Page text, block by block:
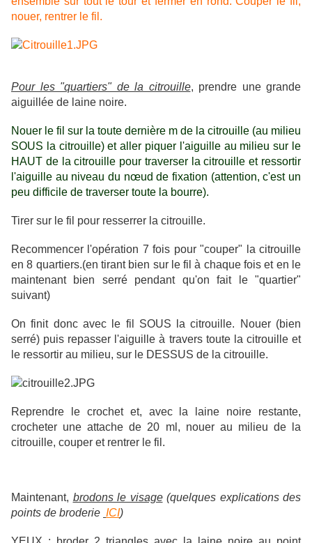
nouer, rentrer le fil.
Pour les "quartiers" de la citrouille, prendre une grande
aiguillée de laine noire.
Nouer le fil sur la toute dernière m de la citrouille (au milieu
SOUS la citrouille) et aller piquer l'aiguille au milieu sur le
HAUT de la citrouille pour traverser la citrouille et ressortir
l'aiguille au niveau du nœud de fixation (attention, c'est un
peu difficile de traverser toute la bourre).
Tirer sur le fil pour resserrer la citrouille.
Recommencer l'opération 7 fois pour "couper" la citrouille
en 8 quartiers.(en tirant bien sur le fil à chaque fois et en le
maintenant bien serré pendant qu'on fait le "quartier"
suivant)
On finit donc avec le fil SOUS la citrouille. Nouer (bien
serré) puis repasser l'aiguille à travers toute la citrouille et
le ressortir au milieu, sur le DESSUS de la citrouille.
Reprendre le crochet et, avec la laine noire restante,
crocheter une attache de 20 ml, nouer au milieu de la
citrouille, couper et rentrer le fil.
Maintenant, brodons le visage (quelques explications des
points de broderie ICI)